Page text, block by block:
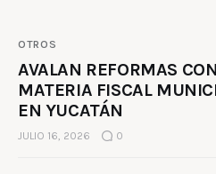
OTROS
AVALAN REFORMAS
MATERIA FISCAL
EN YUCATÁN
JULIO 16, 2026 0